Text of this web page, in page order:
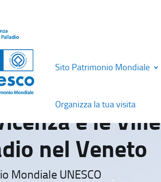
Sito Patrimonio Mondiale
Organizza la tua visita
e le Ville
nel Veneto
Mondiale UNESCO